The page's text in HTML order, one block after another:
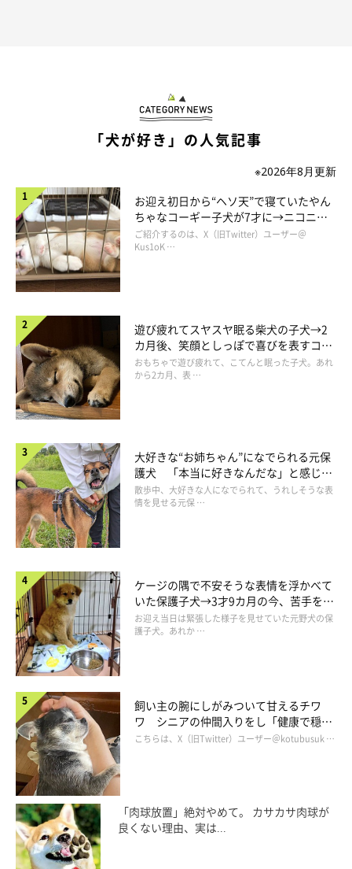
ソファの隙間からこの状態で目をほんの少し開けて、チラッと見
やるのがこよみさん流のいってらっしゃいです。
きっと本犬は普通に目を開けてくれているのだと思うのですが、
何せこの状態なので目が開かないのです。
マズルにしわを寄せて、たまには歯もチラ見せで。
何がいいんだろう・・・。
このスタイルの良さが私にはわかりません。
可愛い寝顔も見れないし、こんなに顔に負荷がかかった状態で、
本犬だってストレスを感じているんじゃないのか？
どうしてこのまま寝続けるんだ？
わかりません。
いています。
辺な方向に曲がってあっちゃこっちゃ向いているおヒゲ。
もはやヒゲとしての機能は果たしていないでしょうか。
状記憶なのか、起きるとちゃんと可愛のです。
まあ、くちゃっとなっているこの顔はこの顔で無茶苦茶かわいい
のですけどね。
「犬が好き」の人気記事
※2026年8月更新
お迎え初日から“ヘソ天”で寝ていたやん
ちゃなコーギー子犬が7才に→ニコニ
コ“コーギースマイル”が魅力のコに成
長！
ご紹介するのは、X（旧Twitter）ユーザー＠
Kus1oK …
遊び疲れてスヤスヤ眠る柴犬の子犬→2
カ月後、笑顔としっぽで喜びを表すコに
成長！
おもちゃで遊び疲れて、こてんと眠った子犬。あれ
から2カ月、表 …
大好きな“お姉ちゃん”になでられる元保
護犬 「本当に好きなんだな」と感じる
表情にほっこり
散歩中、大好きな人になでられて、うれしそうな表
情を見せる元保 …
ケージの隅で不安そうな表情を浮かべて
いた保護子犬→3才9カ月の今、苦手を克
服し頼もしいコに成長！
お迎え当日は緊張した様子を見せていた元野犬の保
護子犬。あれか …
飼い主の腕にしがみついて甘えるチワ
ワ シニアの仲間入りをし「健康で穏や
かな暮らしが続いてほしい」と願う
こちらは、X（旧Twitter）ユーザー＠kotubusuk …
「肉球放置」絶対やめて。 カサカサ肉球が
良くない理由、実は...